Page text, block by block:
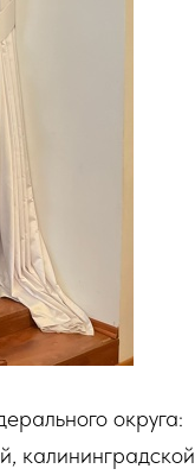
округа:
калининградской